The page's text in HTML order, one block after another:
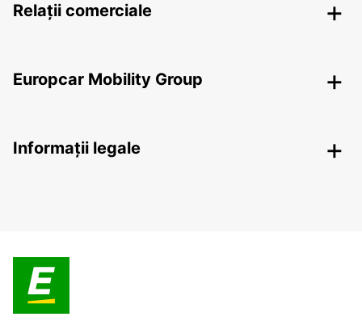
Relații comerciale
Europcar Mobility Group
Informații legale